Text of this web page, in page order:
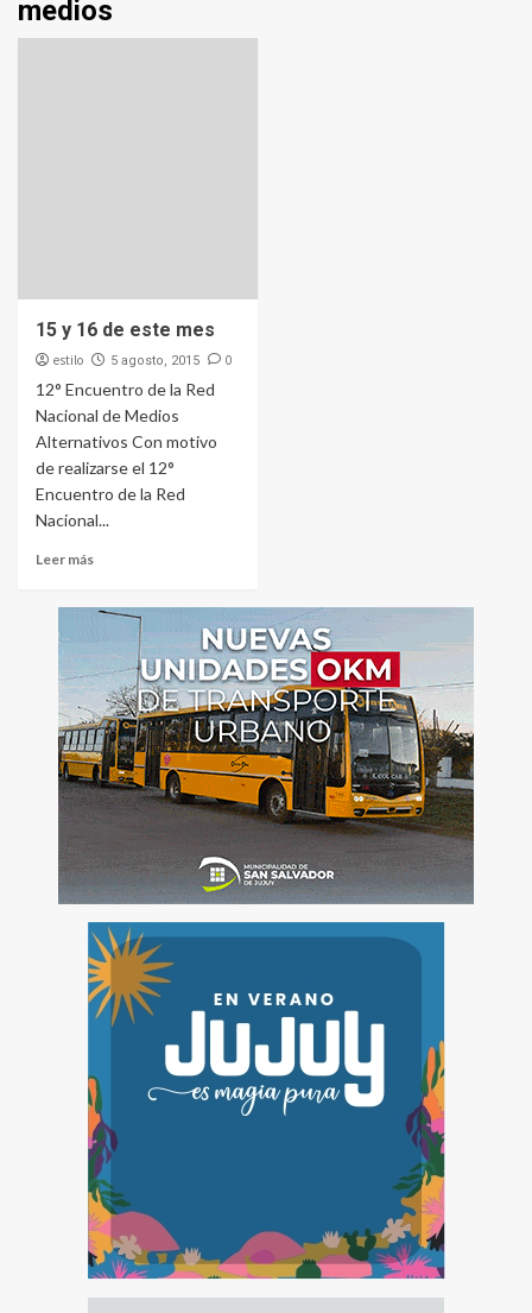
medios
15 y 16 de este mes
estilo 5 agosto, 2015 0
12° Encuentro de la Red
Nacional de Medios
Alternativos Con motivo
de realizarse el 12°
Encuentro de la Red
Nacional...
Leer más